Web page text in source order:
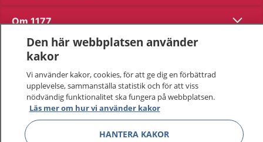
Om 1177 Visa
Kontakt
Behandling av personuppgifter
Hantering av kakor
Den här webbplatsen använder
kakor
Vi använder kakor, cookies, för att ge dig en förbättrad
upplevelse, sammanställa statistik och för att viss
nödvändig funktionalitet ska fungera på webbplatsen.
Läs mer om hur vi använder kakor
HANTERA KAKOR